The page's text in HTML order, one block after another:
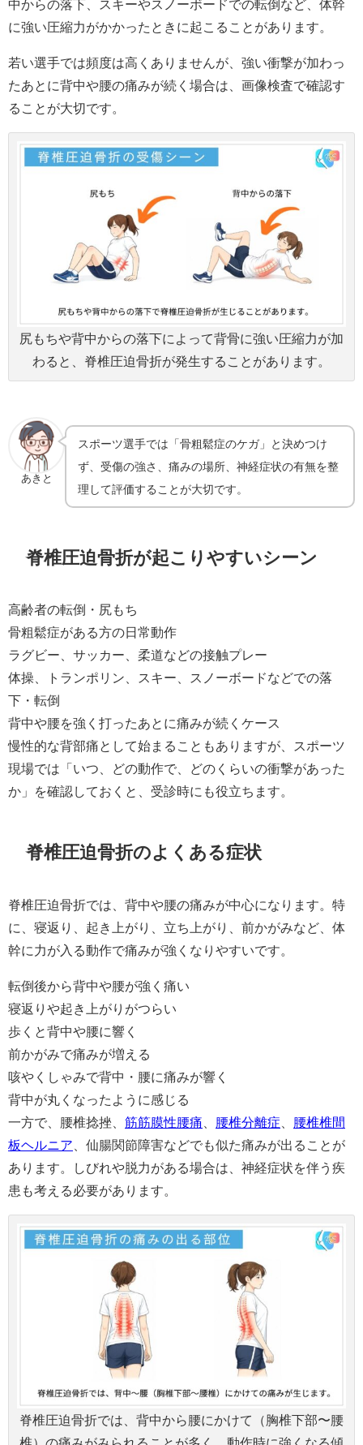
中からの落下、スキーやスノーボードでの転倒など、体幹
に強い圧縮力がかかったときに起こることがあります。
若い選手では頻度は高くありませんが、強い衝撃が加わっ
たあとに背中や腰の痛みが続く場合は、画像検査で確認す
ることが大切です。
尻もちや背中からの落下によって背骨に強い圧縮力が加
わると、脊椎圧迫骨折が発生することがあります。
あきと
スポーツ選手では「骨粗鬆症のケガ」と決めつけ
ず、受傷の強さ、痛みの場所、神経症状の有無を整
理して評価することが大切です。
脊椎圧迫骨折が起こりやすいシーン
高齢者の転倒・尻もち
骨粗鬆症がある方の日常動作
ラグビー、サッカー、柔道などの接触プレー
体操、トランポリン、スキー、スノーボードなどでの落
下・転倒
背中や腰を強く打ったあとに痛みが続くケース
慢性的な背部痛として始まることもありますが、スポーツ
現場では「いつ、どの動作で、どのくらいの衝撃があった
か」を確認しておくと、受診時にも役立ちます。
脊椎圧迫骨折のよくある症状
脊椎圧迫骨折では、背中や腰の痛みが中心になります。特
に、寝返り、起き上がり、立ち上がり、前かがみなど、体
幹に力が入る動作で痛みが強くなりやすいです。
転倒後から背中や腰が強く痛い
寝返りや起き上がりがつらい
歩くと背中や腰に響く
前かがみで痛みが増える
咳やくしゃみで背中・腰に痛みが響く
背中が丸くなったように感じる
一方で、腰椎捻挫、 筋筋膜性腰痛 腰椎分離症
腰椎椎間
板ヘルニア 、仙腸関節障害などでも似た痛みが出ることが
あります。しびれや脱力がある場合は、神経症状を伴う疾
患も考える必要があります。
脊椎圧迫骨折では、背中から腰にかけて（胸椎下部〜腰